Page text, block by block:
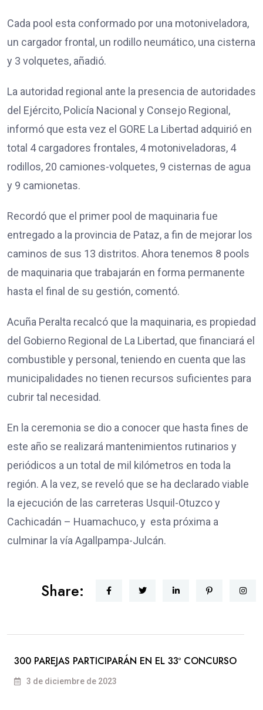
Cada pool esta conformado por una motoniveladora,
un cargador frontal, un rodillo neumático, una cisterna
y 3 volquetes, añadió.
La autoridad regional ante la presencia de autoridades
del Ejército, Policía Nacional y Consejo Regional,
informó que esta vez el GORE La Libertad adquirió en
total 4 cargadores frontales, 4 motoniveladoras, 4
rodillos, 20 camiones-volquetes, 9 cisternas de agua
y 9 camionetas.
Recordó que el primer pool de maquinaria fue
entregado a la provincia de Pataz, a fin de mejorar los
caminos de sus 13 distritos. Ahora tenemos 8 pools
de maquinaria que trabajarán en forma permanente
hasta el final de su gestión, comentó.
Acuña Peralta recalcó que la maquinaria, es propiedad
del Gobierno Regional de La Libertad, que financiará el
combustible y personal, teniendo en cuenta que las
municipalidades no tienen recursos suficientes para
cubrir tal necesidad.
En la ceremonia se dio a conocer que hasta fines de
este año se realizará mantenimientos rutinarios y
periódicos a un total de mil kilómetros en toda la
región. A la vez, se reveló que se ha declarado viable
la ejecución de las carreteras Usquil-Otuzco y
Cachicadán – Huamachuco, y esta próxima a
culminar la vía Agallpampa-Julcán.
Share:
300 PAREJAS PARTICIPARÁN EN EL 33º CONCURSO
3 de diciembre de 2023